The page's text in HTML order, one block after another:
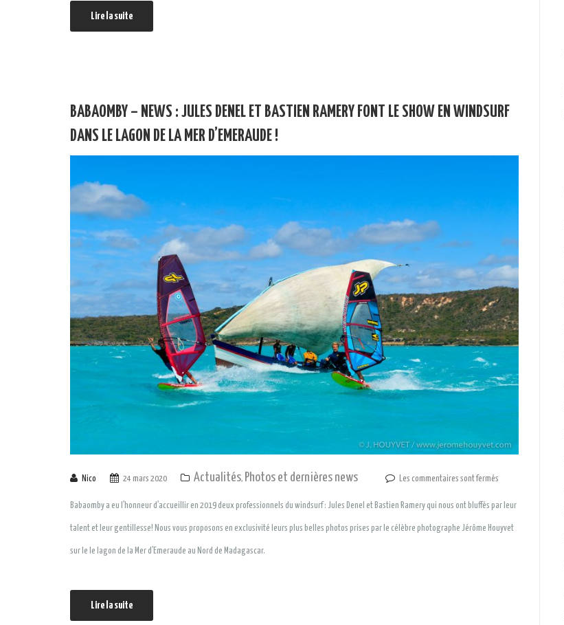
Lire la suite
BABAOMBY – NEWS : JULES DENEL ET BASTIEN RAMERY FONT LE SHOW EN WINDSURF
DANS LE LAGON DE LA MER D’EMERAUDE !
Nico 24 mars 2020 Actualités, Photos et dernières news Les commentaires sont fermés
Babaomby a eu l’honneur d’accueillir en 2019 deux professionnels du windsurf : Jules Denel et Bastien Ramery qui nous ont bluffés par leur
talent et leur gentillesse! Nous vous proposons en exclusivité leurs plus belles photos prises par le célèbre photographe Jérôme Houyvet
sur le le lagon de la Mer d’Emeraude au Nord de Madagascar.
Lire la suite